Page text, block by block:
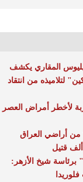
المقاري يكشف
من انتقاد
لأخطر أمراض العصر
45% من أراضي العراق
شيخ الأزهر: